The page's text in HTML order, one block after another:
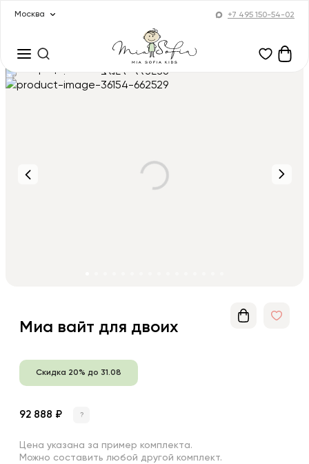
Москва +7 495 150-54-02
Миа вайт для двоих
Скидка 20% до 31.08
92 888 ₽ ?
Цена указана за пример комплекта.
Можно составить любой другой комплект.